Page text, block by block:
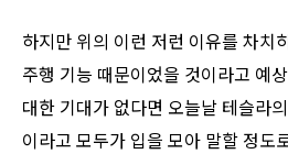
하지만 위의 이런 저런 이유를 차치
주행 기능 때문이었을 것이라고 예
대한 기대가 없다면 오늘날 테슬라
이라고 모두가 입을 모아 말할 정도